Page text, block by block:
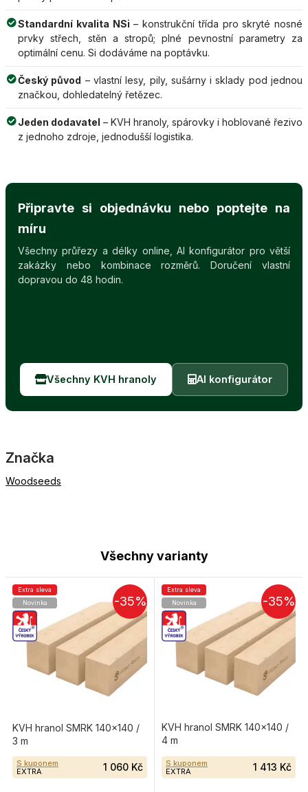
Standardní kvalita NSi – konstrukční třída pro skryté nosné
prvky střech, stěn a stropů; plné pevnostní parametry za
optimální cenu. Si dodáváme na poptávku.
Český původ – vlastní lesy, pily, sušárny i sklady pod jednou
značkou, dohledatelný řetězec.
Jeden dodavatel – KVH hranoly, spárovky i hoblované řezivo
z jednoho zdroje, jednodušší logistika.
Připravte si objednávku nebo poptejte na
míru
Všechny průřezy a délky online, AI konfigurátor pro větší
zakázky nebo kombinace rozměrů. Doručení vlastní
dopravou do 48 hodin.
Všechny KVH hranoly AI konfigurátor
Značka
Woodseeds
Všechny varianty
-35%
Extra sleva
Novinka
KVH hranol SMRK 140×140 /
3 m
S kuponem
EXTRA
1 060 Kč
-35%
Extra sleva
Novinka
KVH hranol SMRK 140×140 /
4 m
S kuponem
EXTRA
1 413 Kč